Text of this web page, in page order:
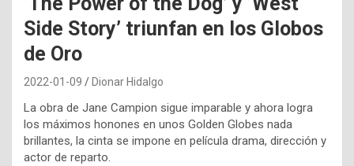
Side Story’ triunfan en los Globos
de Oro
2022-01-09 Dionar Hidalgo
La obra de Jane Campion sigue imparable y ahora logra
los máximos honones en unos Golden Globes nada
brillantes, la cinta se impone en película drama, dirección y
actor de reparto.